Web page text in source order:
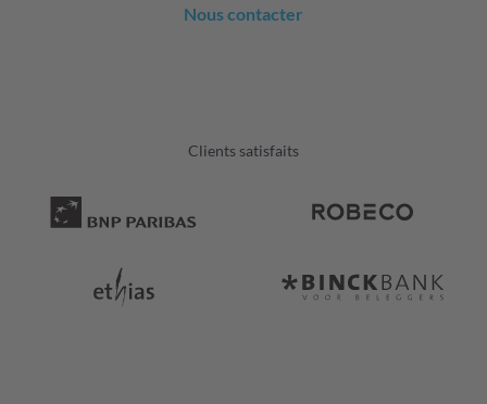
Nous contacter
Clients satisfaits